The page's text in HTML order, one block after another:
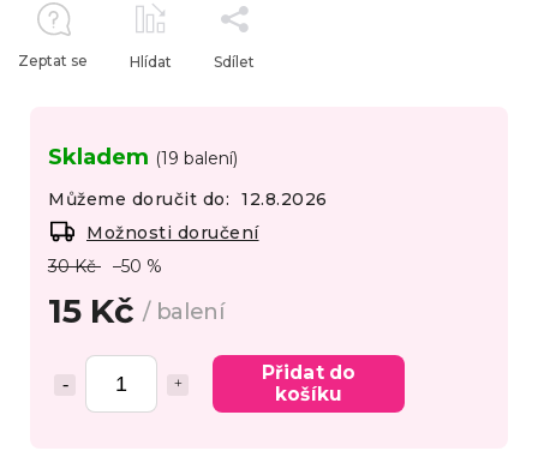
30 Kč –50 %
15 Kč/ balení
Přidat do
košíku
Skladem (19 balení)
Můžeme doručit do:
12.8.2026
Možnosti doručení
Zeptat se Hlídat Sdílet